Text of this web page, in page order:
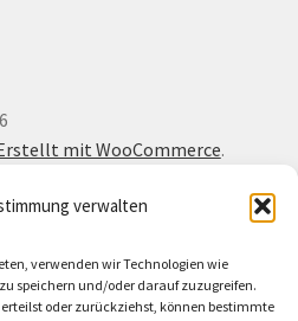
verwalten
verwenden wir Technologien wie
speichern und/oder darauf zuzugreifen.
oder zurückziehst, können bestimmte
mit WooCommerce.